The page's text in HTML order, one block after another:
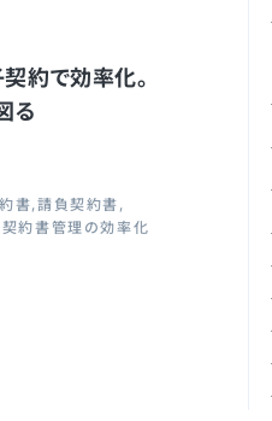
約で効率化。
る
書 請負契約書
契約書管理の効率化